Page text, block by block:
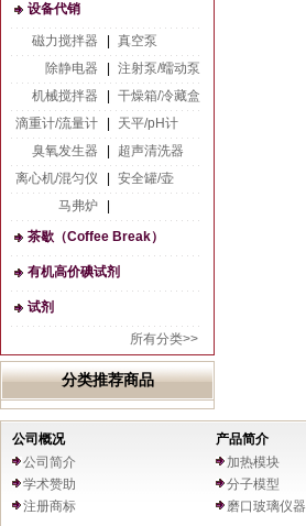
设备代销
磁力搅拌器
真空泵
除静电器
注射泵/蠕动泵
机械搅拌器
干燥箱/冷藏盒
滴重计/流量计
天平/pH计
臭氧发生器
超声清洗器
离心机/混匀仪
安全罐/壶
马弗炉
茶歇（Coffee Break）
有机高价碘试剂
试剂
所有分类>>
分类推荐商品
公司概况
公司简介
学术赞助
注册商标
产品简介
加热模块
分子模型
磨口玻璃仪器